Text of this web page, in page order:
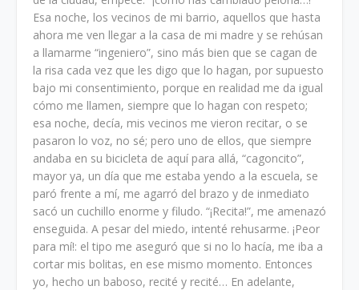
Esa noche, los vecinos de mi barrio, aquellos que hasta
ahora me ven llegar a la casa de mi madre y se rehúsan
a llamarme “ingeniero”, sino más bien que se cagan de
la risa cada vez que les digo que lo hagan, por supuesto
bajo mi consentimiento, porque en realidad me da igual
cómo me llamen, siempre que lo hagan con respeto;
esa noche, decía, mis vecinos me vieron recitar, o se
pasaron lo voz, no sé; pero uno de ellos, que siempre
andaba en su bicicleta de aquí para allá, “cagoncito”,
mayor ya, un día que me estaba yendo a la escuela, se
paró frente a mí, me agarró del brazo y de inmediato
sacó un cuchillo enorme y filudo. “¡Recita!”, me amenazó
enseguida. A pesar del miedo, intenté rehusarme. ¡Peor
para mí!: el tipo me aseguró que si no lo hacía, me iba a
cortar mis bolitas, en ese mismo momento. Entonces
yo, hecho un baboso, recité y recité… En adelante,